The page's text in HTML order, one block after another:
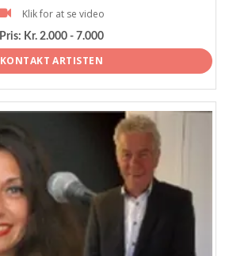
Klik for at se video
Pris: Kr. 2.000 - 7.000
KONTAKT ARTISTEN